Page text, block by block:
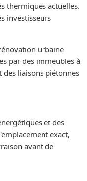
thermiques actuelles.
investisseurs
urbaine
par des immeubles à
des liaisons piétonnes
et des
exact,
avant de